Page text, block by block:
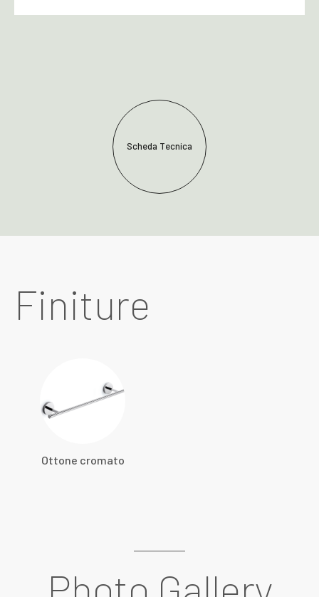
Scheda Tecnica
Finiture
Ottone cromato